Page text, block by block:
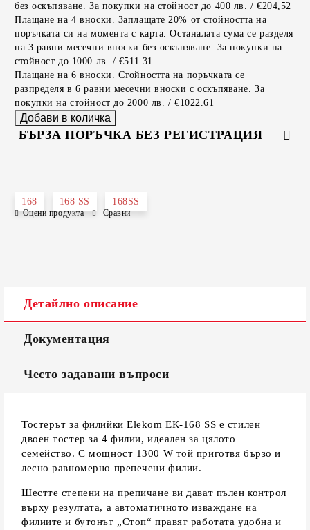
без оскъпяване. За покупки на стойност до 400 лв. / €204,52
Плащане на 4 вноски. Заплащате 20% от стойността на
поръчката си на момента с карта. Останалата сума се разделя
на 3 равни месечни вноски без оскъпяване. За покупки на
стойност до 1000 лв. / €511.31
Плащане на 6 вноски. Стойността на поръчката се
разпределя в 6 равни месечни вноски с оскъпяване. За
покупки на стойност до 2000 лв. / €1022.61
БЪРЗА ПОРЪЧКА БЕЗ РЕГИСТРАЦИЯ
168 168 SS 168SS
Оцени продукта Сравни
Детайлно описание
Документация
Често задавани въпроси
Тостерът за филийки Elekom ЕК-168 SS е стилен
двоен тостер за 4 филии, идеален за цялото
семейство. С мощност 1300 W той приготвя бързо и
лесно равномерно препечени филии.
Шестте степени на препичане ви дават пълен контрол
върху резултата, а автоматичното изваждане на
филиите и бутонът „Стоп“ правят работата удобна и